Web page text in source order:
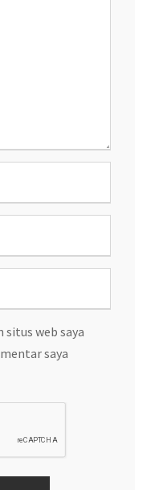
situs web saya
saya